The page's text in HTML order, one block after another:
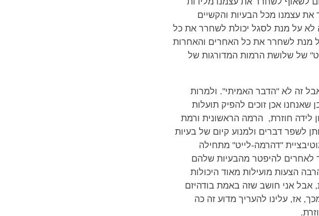
את עצמנו מכל הבעיות והקשיים
לא על מנת לסגל יכולת לשחרר את כל
מנת לשחרר את כל האחרים והאחרות
של שלושת הרמות המדורגות של
זה לא "הדבר האמיתי". ולמרות
אכן זוכים להפיק תועלות
לידה חוזרת, הרמה הראשונית ורמת
לשפר דברים ולמנוע קיום של בעיות
"דהרמה-לייט" מתחילה
לאחרים להיפטר מהבעיות שלהם
הצעות מועילות מאוד היכולות
אבל אני חושב שזה באמת בודהיזם
אז, עלינו להעריך מדוע זה כה